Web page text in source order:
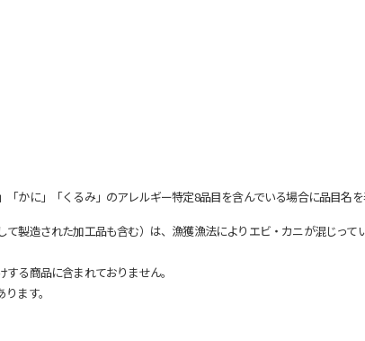
かに」「くるみ」のアレルギー特定8品目を含んでいる場合に品目名を
製造された加工品も含む）は、漁獲漁法によりエビ・カニが混じっ
る商品に含まれておりません。
ます。